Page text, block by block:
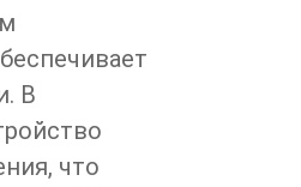
В
что